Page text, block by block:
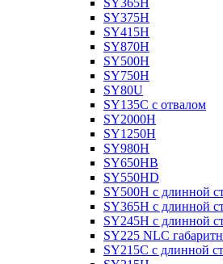
SY375H
SY415H
SY870H
SY500H
SY750H
SY80U
SY135C с отвалом
SY2000H
SY1250H
SY980H
SY650HB
SY550HD
SY500H с длинной
SY365H с длинной
SY245H с длинной
SY225 NLC
SY215C с длинной